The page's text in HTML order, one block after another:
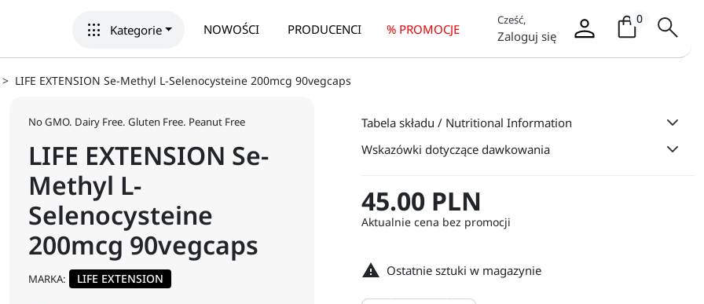
apps Kategorie NOWOŚCI PRODUCENCI % PROMOCJE
Cześć,
Zaloguj się
0Koszyk /
LIFE EXTENSION Se-Methyl L-Selenocysteine 200mcg 90vegcaps
No GMO. Dairy Free. Gluten Free. Peanut Free
LIFE EXTENSION Se-
Methyl L-
Selenocysteine
200mcg 90vegcaps
MARKA: LIFE EXTENSION
Tabela składu / Nutritional Information
Wskazówki dotyczące dawkowania
45.00 PLN
Aktualnie cena bez promocji
 Ostatnie sztuki w magazynie